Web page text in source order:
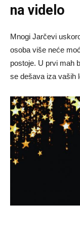
na videlo
Mnogi Jarčevi
osoba više neće
postoje. U prvi mah
se dešava iza vaših